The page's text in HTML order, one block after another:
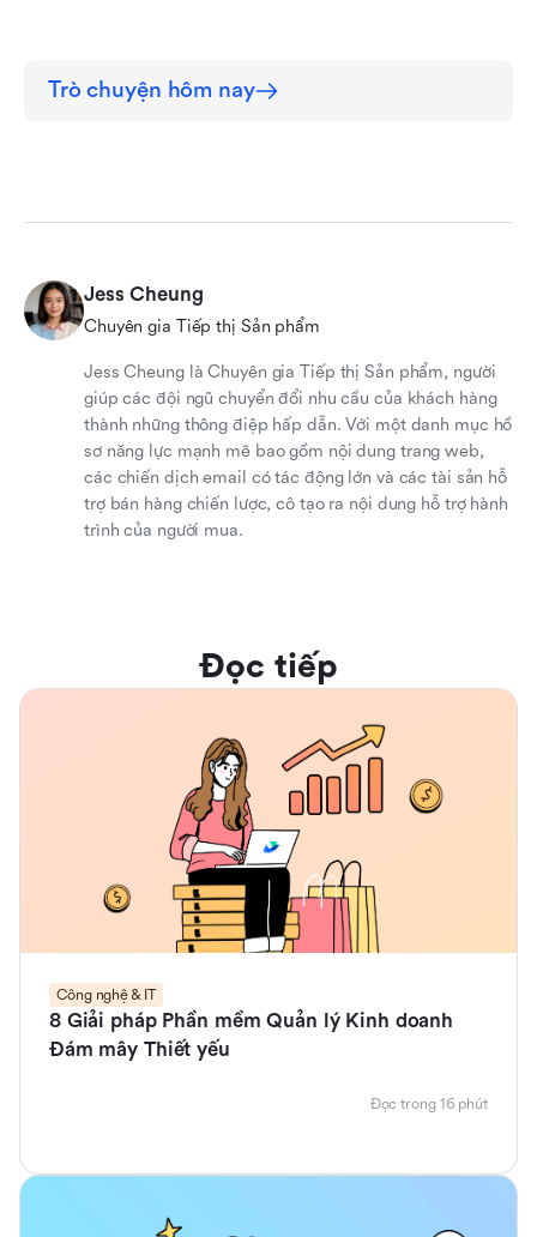
Trò chuyện hôm nay
Jess Cheung
Chuyên gia Tiếp thị Sản phẩm
Jess Cheung là Chuyên gia Tiếp thị Sản phẩm, người
giúp các đội ngũ chuyển đổi nhu cầu của khách hàng
thành những thông điệp hấp dẫn. Với một danh mục hồ
sơ năng lực mạnh mẽ bao gồm nội dung trang web,
các chiến dịch email có tác động lớn và các tài sản hỗ
trợ bán hàng chiến lược, cô tạo ra nội dung hỗ trợ hành
trình của người mua.
Đọc tiếp
Công nghệ & IT
8 Giải pháp Phần mềm Quản lý Kinh doanh
Đám mây Thiết yếu
Đọc trong 16 phút